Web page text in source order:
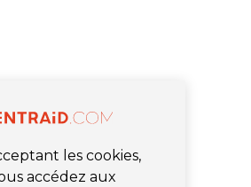
les cookies,
accédez aux